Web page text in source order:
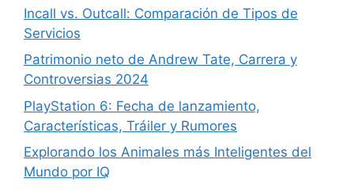
Incall vs. Outcall: Comparación de Tipos de
Servicios
Patrimonio neto de Andrew Tate, Carrera y
Controversias 2024
PlayStation 6: Fecha de lanzamiento,
Características, Tráiler y Rumores
Explorando los Animales más Inteligentes del
Mundo por IQ